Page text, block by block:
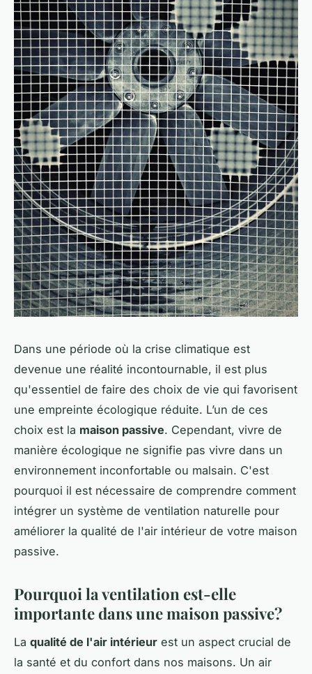
Dans une période où la crise climatique est
devenue une réalité incontournable, il est plus
qu'essentiel de faire des choix de vie qui favorisent
une empreinte écologique réduite. L’un de ces
choix est la maison passive. Cependant, vivre de
manière écologique ne signifie pas vivre dans un
environnement inconfortable ou malsain. C'est
pourquoi il est nécessaire de comprendre comment
intégrer un système de ventilation naturelle pour
améliorer la qualité de l'air intérieur de votre maison
passive.
Pourquoi la ventilation est-elle
importante dans une maison passive?
La qualité de l'air intérieur est un aspect crucial de
la santé et du confort dans nos maisons. Un air